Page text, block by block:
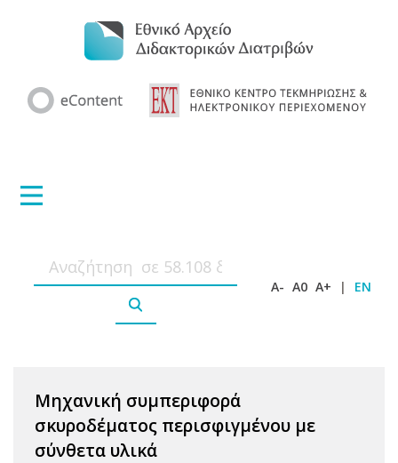
A- A0 A+ | EN
Μηχανική συμπεριφορά
σκυροδέματος περισφιγμένου με
σύνθετα υλικά